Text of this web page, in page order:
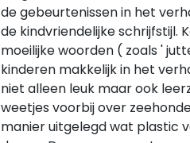
de gebeurtenissen in het
de kindvriendelijke schrijfstijl.
moeilijke woorden ( zoals '
kinderen makkelijk in het
niet alleen leuk maar ook
weetjes voorbij over
manier uitgelegd wat plastic